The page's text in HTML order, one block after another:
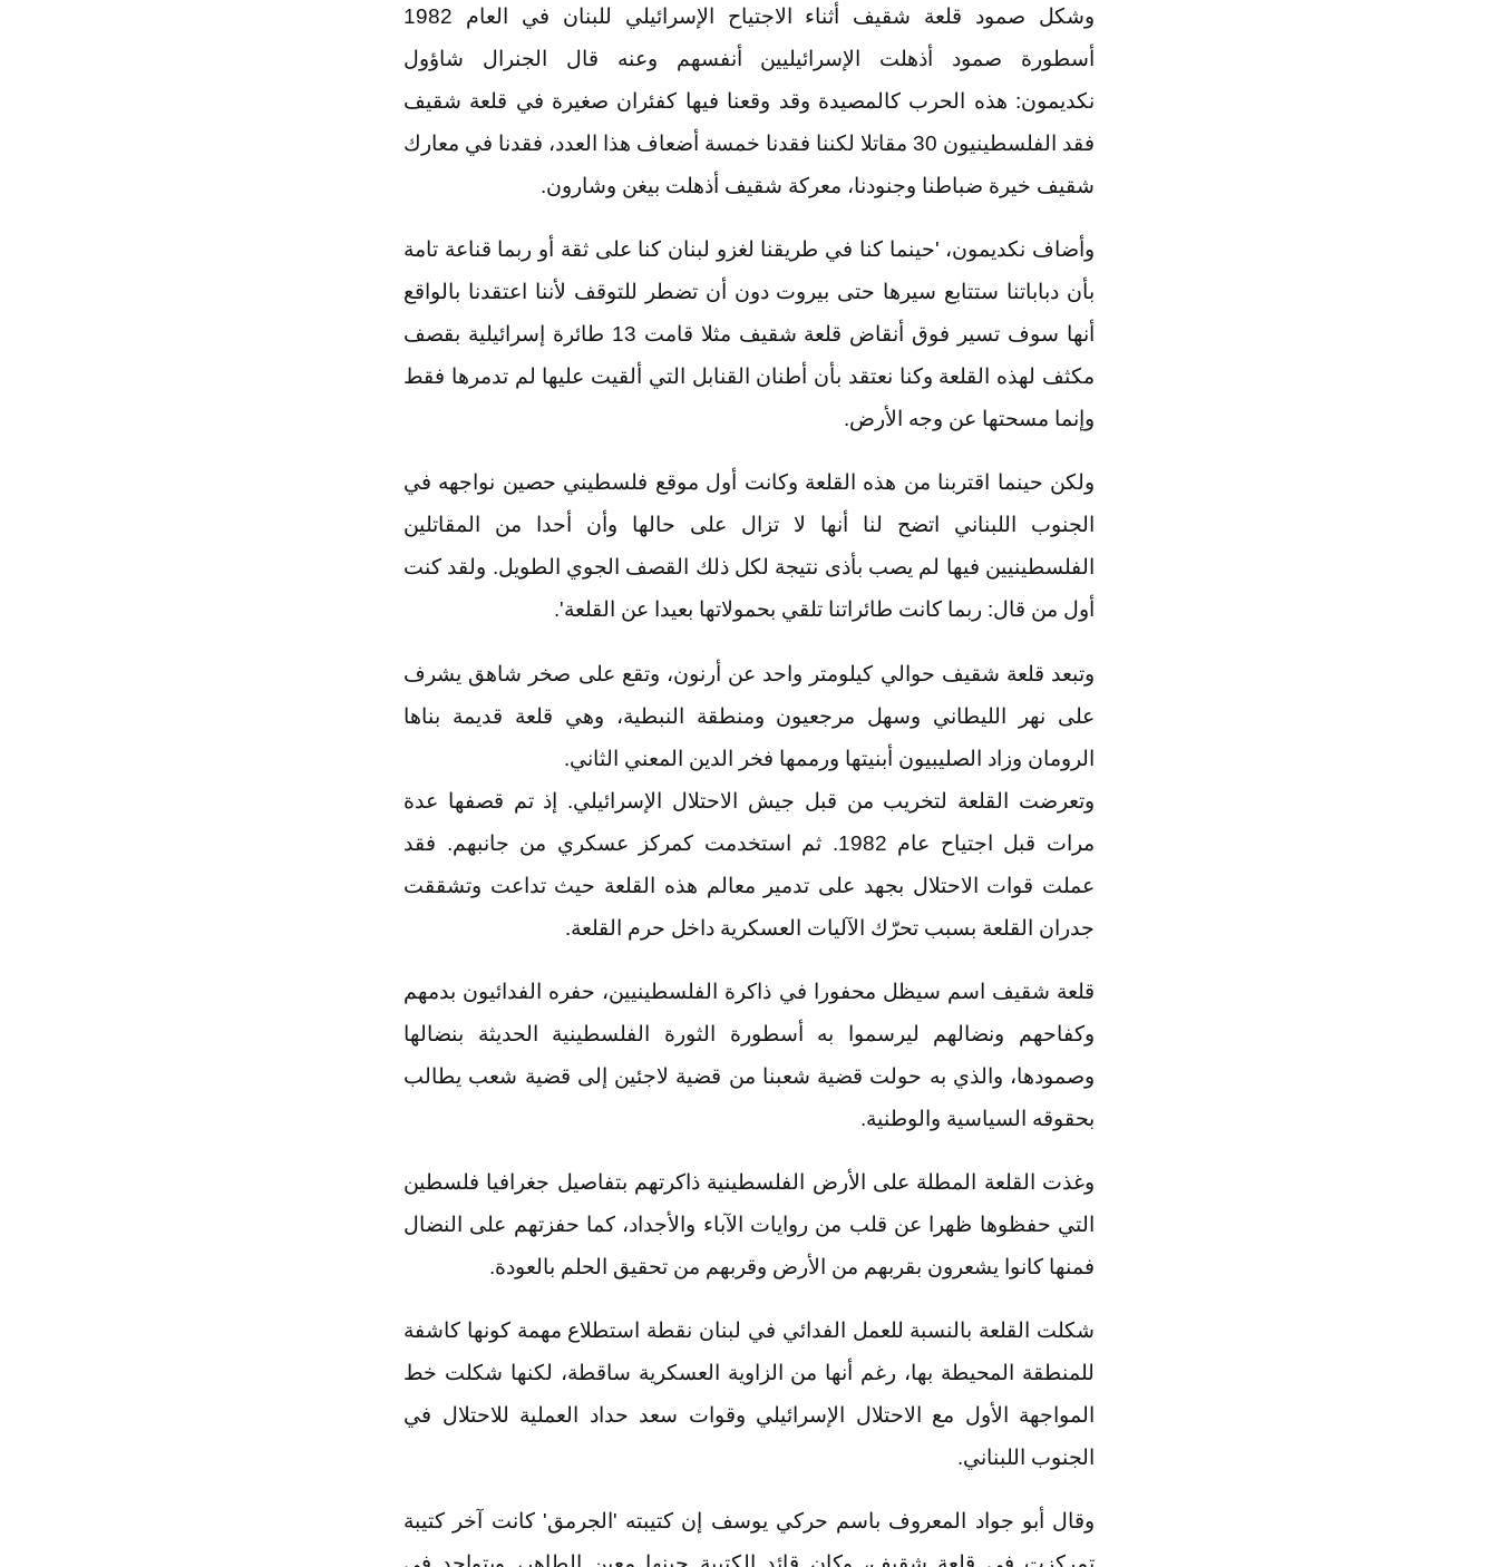
وشكل صمود قلعة شقيف أثناء الاجتياح الإسرائيلي للبنان في العام 1982
أسطورة صمود أذهلت الإسرائيليين أنفسهم وعنه قال الجنرال شاؤول
نكديمون: هذه الحرب كالمصيدة وقد وقعنا فيها كفئران صغيرة في قلعة شقيف
فقد الفلسطينيون 30 مقاتلا لكننا فقدنا خمسة أضعاف هذا العدد، فقدنا في معارك
شقيف خيرة ضباطنا وجنودنا، معركة شقيف أذهلت بيغن وشارون.
وأضاف نكديمون، 'حينما كنا في طريقنا لغزو لبنان كنا على ثقة أو ربما قناعة تامة
بأن دباباتنا ستتابع سيرها حتى بيروت دون أن تضطر للتوقف لأننا اعتقدنا بالواقع
أنها سوف تسير فوق أنقاض قلعة شقيف مثلا قامت 13 طائرة إسرائيلية بقصف
مكثف لهذه القلعة وكنا نعتقد بأن أطنان القنابل التي ألقيت عليها لم تدمرها فقط
وإنما مسحتها عن وجه الأرض.
ولكن حينما اقتربنا من هذه القلعة وكانت أول موقع فلسطيني حصين نواجهه في
الجنوب اللبناني اتضح لنا أنها لا تزال على حالها وأن أحدا من المقاتلين
الفلسطينيين فيها لم يصب بأذى نتيجة لكل ذلك القصف الجوي الطويل. ولقد كنت
أول من قال: ربما كانت طائراتنا تلقي بحمولاتها بعيدا عن القلعة'.
وتبعد قلعة شقيف حوالي كيلومتر واحد عن أرنون، وتقع على صخر شاهق يشرف
على نهر الليطاني وسهل مرجعيون ومنطقة النبطية، وهي قلعة قديمة بناها
الرومان وزاد الصليبيون أبنيتها ورممها فخر الدين المعني الثاني.
وتعرضت القلعة لتخريب من قبل جيش الاحتلال الإسرائيلي. إذ تم قصفها عدة
مرات قبل اجتياح عام 1982. ثم استخدمت كمركز عسكري من جانبهم. فقد
عملت قوات الاحتلال بجهد على تدمير معالم هذه القلعة حيث تداعت وتشققت
جدران القلعة بسبب تحرّك الآليات العسكرية داخل حرم القلعة.
قلعة شقيف اسم سيظل محفورا في ذاكرة الفلسطينيين، حفره الفدائيون بدمهم
وكفاحهم ونضالهم ليرسموا به أسطورة الثورة الفلسطينية الحديثة بنضالها
وصمودها، والذي به حولت قضية شعبنا من قضية لاجئين إلى قضية شعب يطالب
بحقوقه السياسية والوطنية.
وغذت القلعة المطلة على الأرض الفلسطينية ذاكرتهم بتفاصيل جغرافيا فلسطين
التي حفظوها ظهرا عن قلب من روايات الآباء والأجداد، كما حفزتهم على النضال
فمنها كانوا يشعرون بقربهم من الأرض وقربهم من تحقيق الحلم بالعودة.
شكلت القلعة بالنسبة للعمل الفدائي في لبنان نقطة استطلاع مهمة كونها كاشفة
للمنطقة المحيطة بها، رغم أنها من الزاوية العسكرية ساقطة، لكنها شكلت خط
المواجهة الأول مع الاحتلال الإسرائيلي وقوات سعد حداد العملية للاحتلال في
الجنوب اللبناني.
وقال أبو جواد المعروف باسم حركي يوسف إن كتيبته 'الجرمق' كانت آخر كتيبة